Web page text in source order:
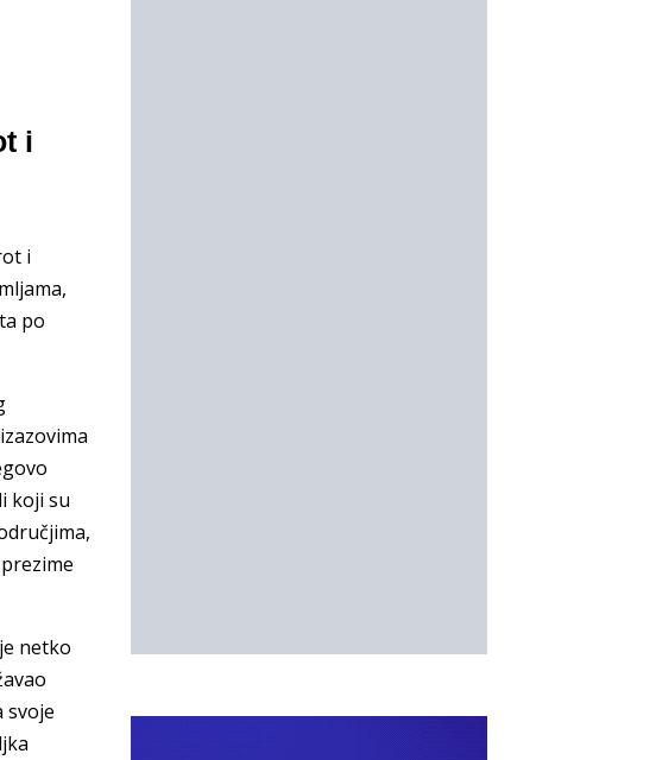
i
i
po
koji su
netko
svoje